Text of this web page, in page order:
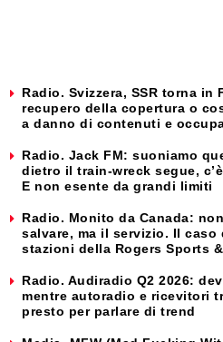
Radio. Svizzera, SSR torna in
recupero della copertura o
a danno di contenuti e
Radio. Jack FM: suoniamo
dietro il train-wreck segue,
E non esente da grandi limiti
Radio. Monito da Canada:
salvare, ma il servizio. Il
stazioni della Rogers Sports
Radio. Audiradio Q2 2026:
mentre autoradio e ricevitori
presto per parlare di trend